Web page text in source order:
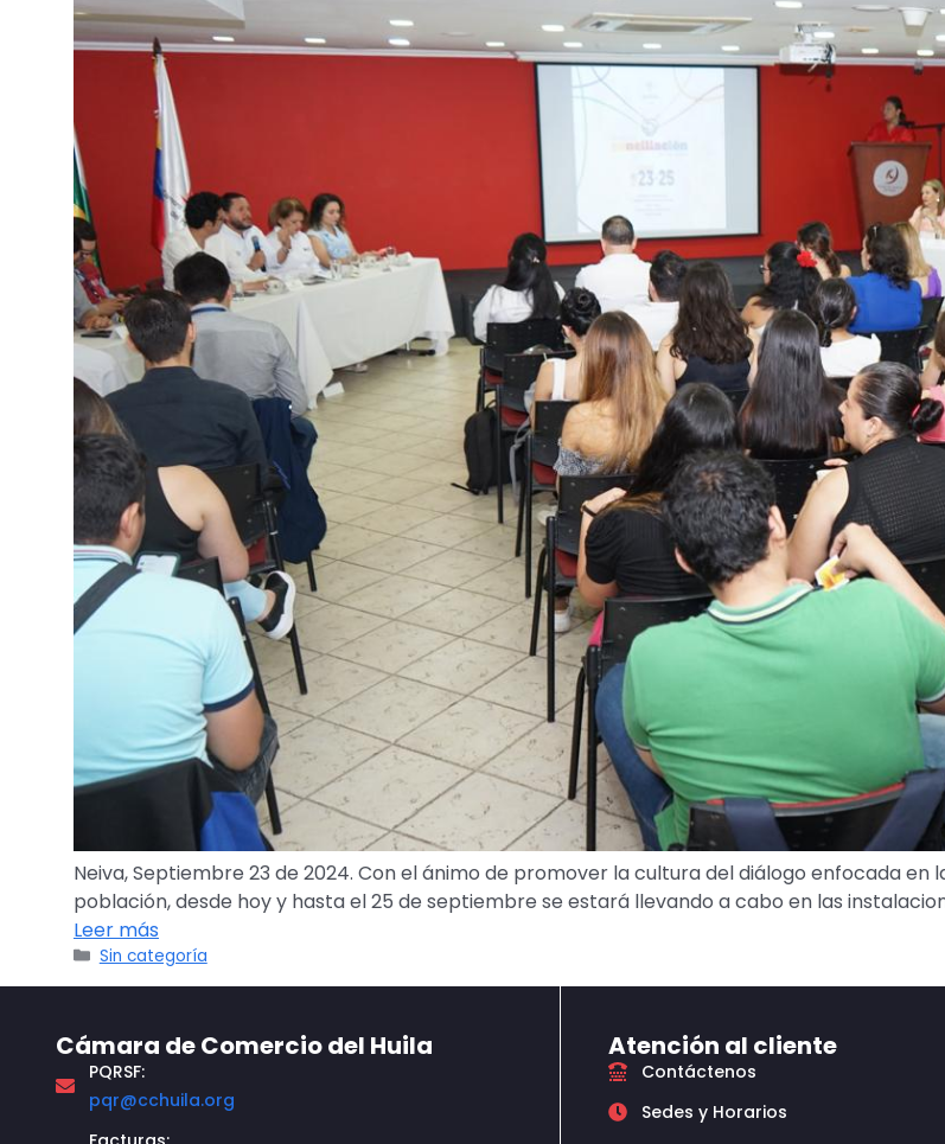
Neiva, Septiembre 23 de 2024. Con el ánimo de promover la cultura del diálogo enfocada
población, desde hoy y hasta el 25 de septiembre se estará llevando a cabo en las
Leer más
Sin categoría
Cámara de Comercio del Huila
PQRSF:
pqr@cchuila.org
Atención al cliente
Contáctenos
Sedes y Horarios